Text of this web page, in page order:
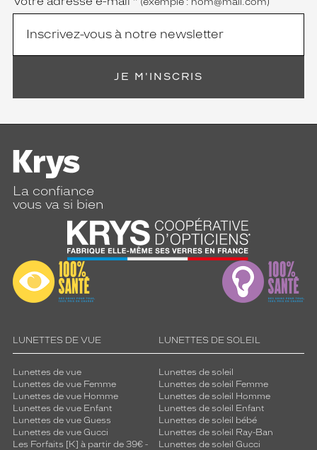
JE M'INSCRIS
La confiance
vous va si bien
LUNETTES DE VUE
Lunettes de vue
Lunettes de vue Femme
Lunettes de vue Homme
Lunettes de vue Enfant
Lunettes de vue Guess
Lunettes de vue Gucci
Les Forfaits [K] à partir de 39€ -
LUNETTES DE SOLEIL
Lunettes de soleil
Lunettes de soleil Femme
Lunettes de soleil Homme
Lunettes de soleil Enfant
Lunettes de soleil bébé
Lunettes de soleil Ray-Ban
Lunettes de soleil Gucci